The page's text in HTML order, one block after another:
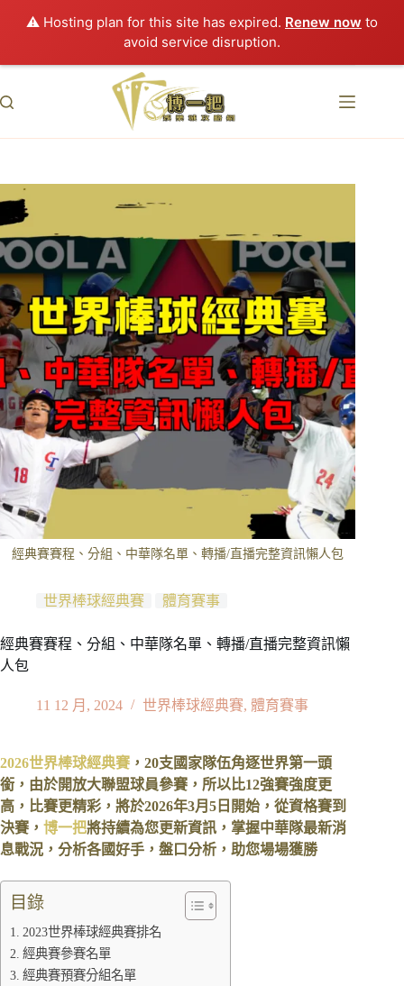
⚠️ Hosting plan for this site has expired. Renew now to
avoid service disruption.
至
要
容
經典賽賽程、分組、中華隊名單、轉播/直播完整資訊懶人包
世界棒球經典賽 體育賽事
經典賽賽程、分組、中華隊名單、轉播/直播完整資訊懶
人包
11 12 月, 2024 世界棒球經典賽, 體育賽事
2026世界棒球經典賽 ，20支國家隊伍角逐世界第一頭
銜，由於開放大聯盟球員參賽，所以比12強賽強度更
高，比賽更精彩，將於2026年3月5日開始，從資格賽到
決賽， 博一把將持續為您更新資訊，掌握中華隊最新消
息戰況，分析各國好手，盤口分析，助您場場獲勝
目錄
2023世界棒球經典賽排名
經典賽參賽名單
經典賽預賽分組名單